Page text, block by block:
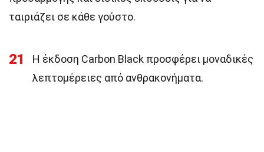
ταιριάζει σε κάθε γούστο.
21
Η έκδοση Carbon Black προσφέρει μοναδικές
λεπτομέρειες από ανθρακονήματα.